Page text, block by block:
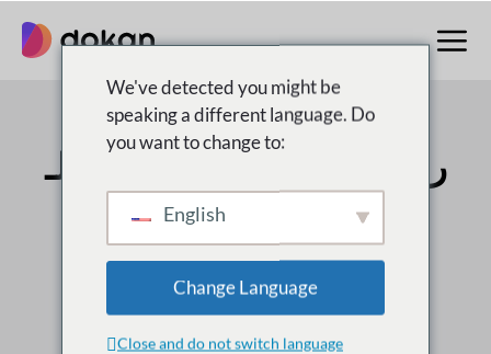
إلى
المحتوى
رقم 1 متعدد البائعين
سوق لـ
WordPress
We've detected you might be
speaking a different language. Do
you want to change to:
English
Change Language
Close and do not switch language